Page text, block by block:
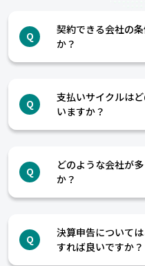
Q
契約できる会社の
か？
Q
支払いサイクルは
いますか？
Q
どのような会社が
か？
Q
決算申告について
すれば良いですか？